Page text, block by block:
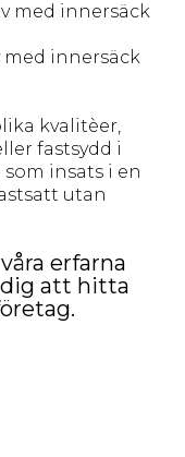
med innersäck
med innersäck
kvalitèer,
fastsydd i
insats i en
utan
erfarna
dig att hitta